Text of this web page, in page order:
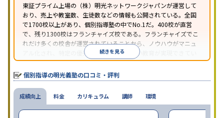
※2023年3月調査。小学校高学年の個別指導塾アンケート調査方法を参
東証プライム上場の（株）明光ネットワークジャパンが運営して
おり、売上や教室数、生徒数などの情報も公開されている。全国
で1700校以上があり、個別指導塾の中でNo.1だ。400校が直営
で、残り1300校はフランチャイズ校である。フランチャイズでこ
れだけ多くの校舎が運営されていることから、ノウハウがマニュ
アル化され、特定の優秀な人材に依存しない教育が実現できてい
ることが推測される。
続きを見る
個別指導の明光義塾の口コミ・評判
成績向上 料金 カリキュラム 講師 環境